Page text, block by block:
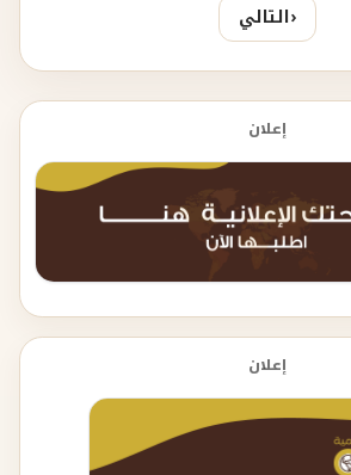
إعلان
‹التالي
إعلان